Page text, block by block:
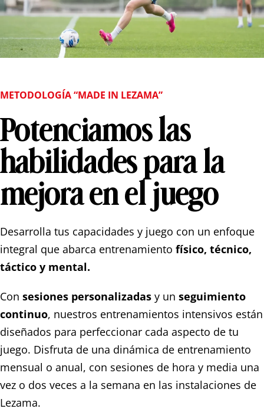
METODOLOGÍA “MADE IN LEZAMA”
Potenciamos las
habilidades para la
mejora en el juego
Desarrolla tus capacidades y juego con un enfoque
integral que abarca entrenamiento físico, técnico,
táctico y mental.
Con sesiones personalizadas y un seguimiento
continuo, nuestros entrenamientos intensivos están
diseñados para perfeccionar cada aspecto de tu
juego. Disfruta de una dinámica de entrenamiento
mensual o anual, con sesiones de hora y media una
vez o dos veces a la semana en las instalaciones de
Lezama.